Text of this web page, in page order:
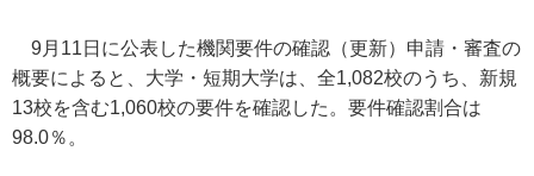
9月11日に公表した機関要件の確認（更新）申請・審査の
概要によると、大学・短期大学は、全1,082校のうち、新規
13校を含む1,060校の要件を確認した。要件確認割合は
98.0％。